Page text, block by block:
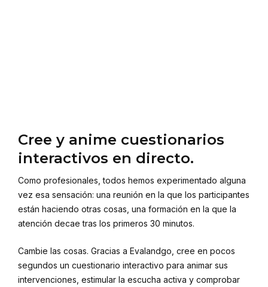
Cree y anime cuestionarios
interactivos en directo.
Como profesionales, todos hemos experimentado alguna
vez esa sensación: una reunión en la que los participantes
están haciendo otras cosas, una formación en la que la
atención decae tras los primeros 30 minutos.
Cambie las cosas. Gracias a Evalandgo, cree en pocos
segundos un cuestionario interactivo para animar sus
intervenciones, estimular la escucha activa y comprobar